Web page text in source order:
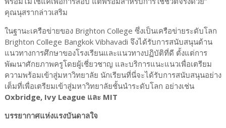
คุณนุสรากล่าวเสริม
ในฐานะเครือข่ายของ Brighton College ซึ่งเป็นเครือข่ายระดับโลก
Brighton College Bangkok Vibhavadi จึงได้รับการสนับสนุนด้าน
แนวทางการศึกษาของโรงเรียนและแนวทางปฏิบัติที่ดี ตั้งแต่การ
พัฒนาศักยภาพครูโดยผู้เชี่ยวชาญ และบริการแนะแนวเพื่อเตรียม
ความพร้อมเข้าสู่มหาวิทยาลัย นักเรียนที่นี่จะได้รับการสนับสนุนอย่าง
เต็มที่เพื่อเตรียมเข้าสู่มหาวิทยาลัยชั้นนำระดับโลก อย่างเช่น
Oxbridge, Ivy League และ MIT
บรรยากาศแห่งแรงบันดาลใจ